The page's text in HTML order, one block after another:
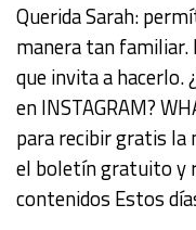
Querida Sarah:
manera tan familiar.
que invita a hacerlo.
en INSTAGRAM?
para recibir gratis
el boletín gratuito y
contenidos Estos